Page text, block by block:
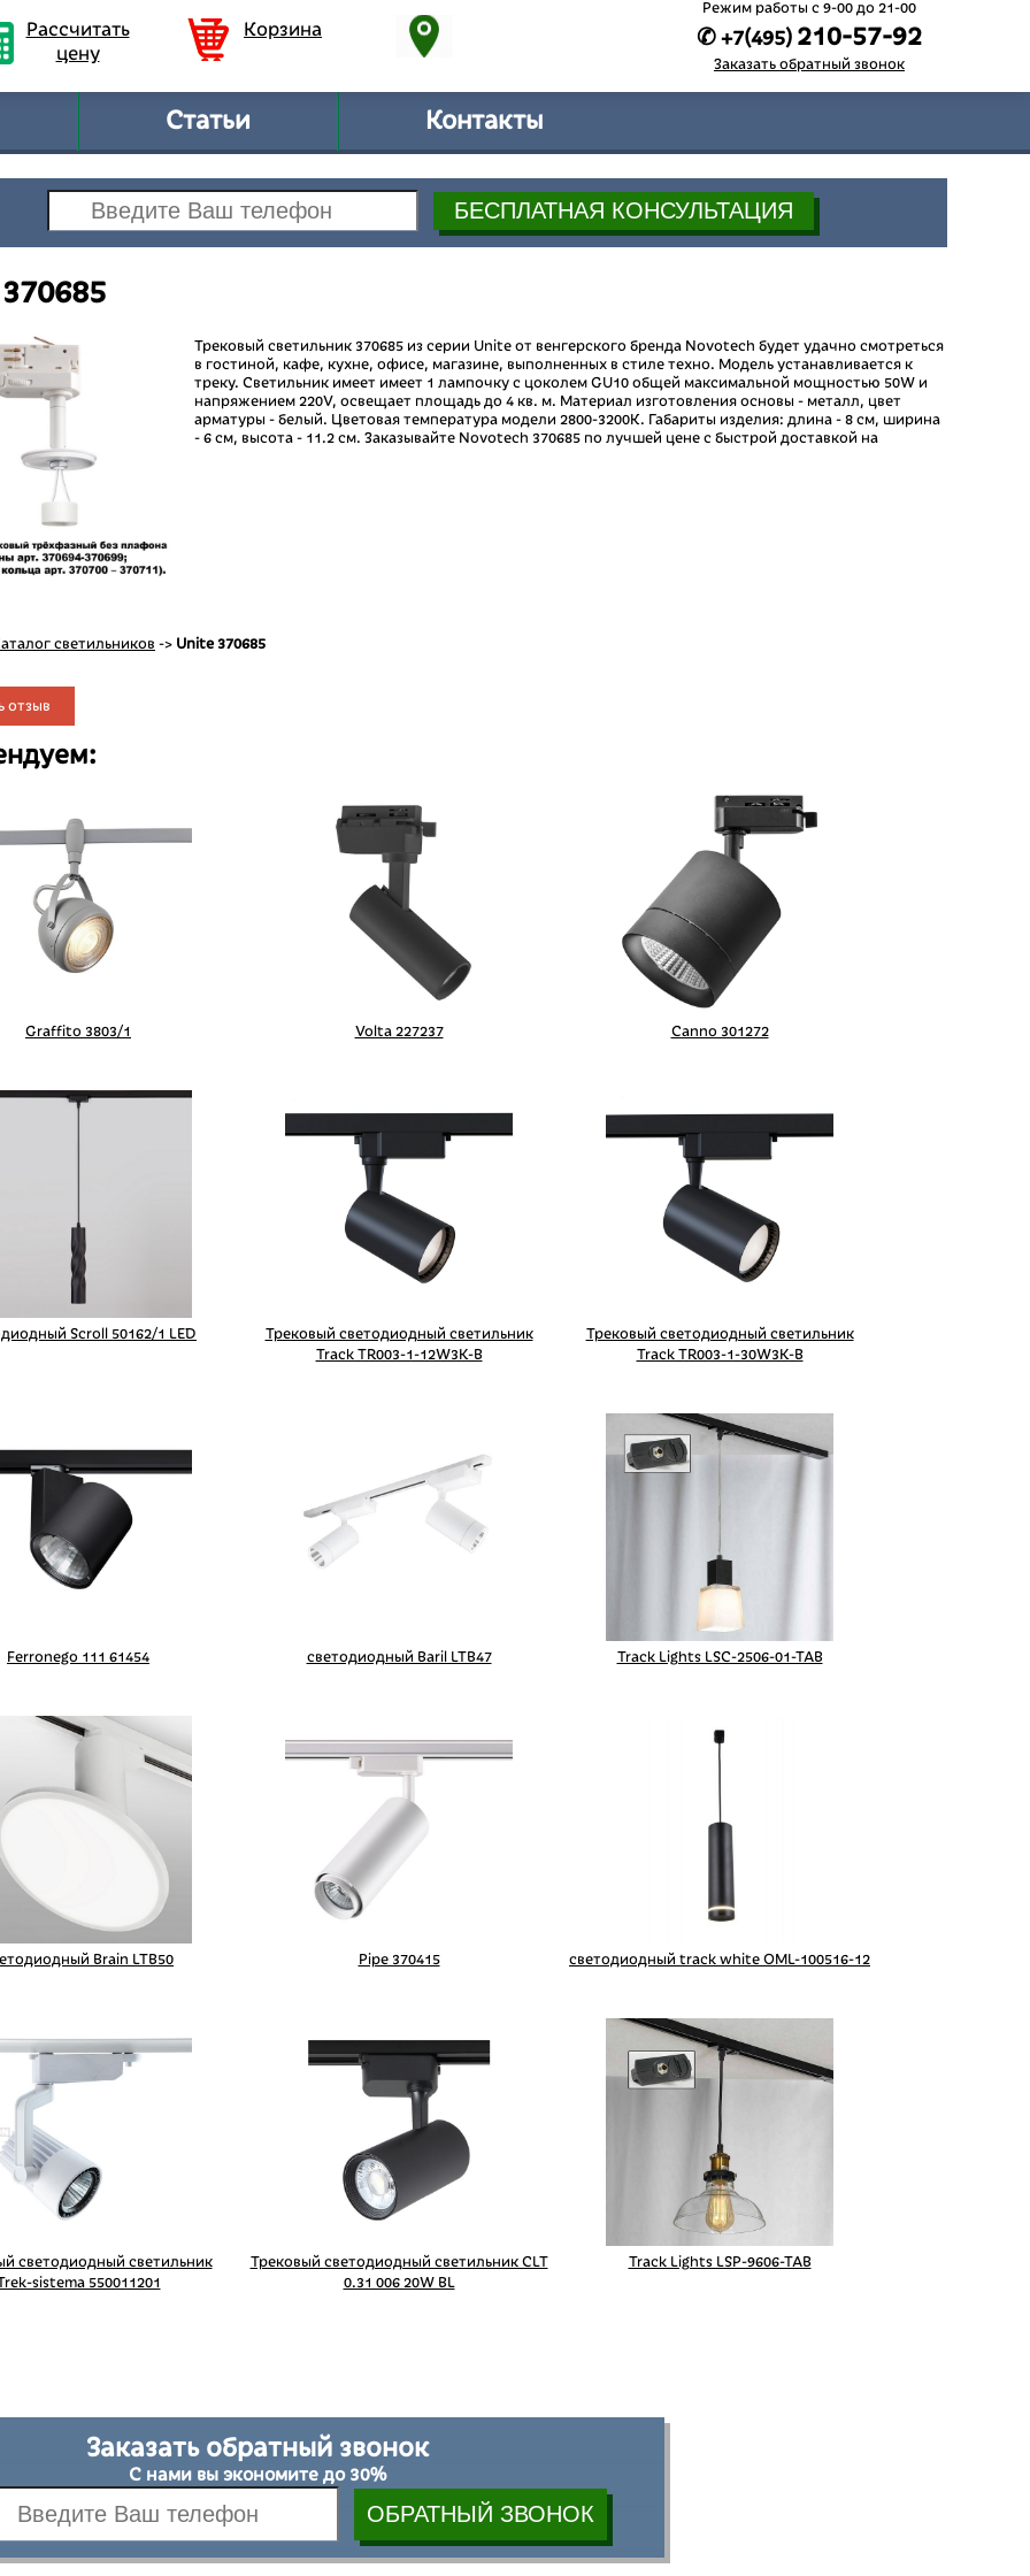
Рассчитать
цену
Корзина
Режим работы c 9-00 до 21-00
✆ +7(495) 210-57-92
Заказать обратный звонок
Статьи Контакты
Трековый светильник 370685 из серии Unite от венгерского бренда Novotech будет удачно смотреться
в гостиной, кафе, кухне, офисе, магазине, выполненных в стиле техно. Модель устанавливается к
треку. Светильник имеет имеет 1 лампочку с цоколем GU10 общей максимальной мощностью 50W и
напряжением 220V, освещает площадь до 4 кв. м. Материал изготовления основы - металл, цвет
арматуры - белый. Цветовая температура модели 2800-3200К. Габариты изделия: длина - 8 см, ширина
- 6 см, высота - 11.2 см. Заказывайте Novotech 370685 по лучшей цене с быстрой доставкой на
светильников -> Unite 370685
отзыв
Graffito 3803/1 Volta 227237 Canno 301272
Scroll 50162/1 LED
Трековый светодиодный светильник
Track TR003-1-12W3K-B
Трековый светодиодный светильник
Track TR003-1-30W3K-B
Ferronego 111 61454 светодиодный Baril LTB47 Track Lights LSC-2506-01-TAB
Brain LTB50 Pipe 370415 светодиодный track white OML-100516-12
светодиодный светильник
sistema 550011201
Трековый светодиодный светильник CLT
0.31 006 20W BL
Track Lights LSP-9606-TAB
Заказать обратный звонок
С нами вы экономите до 30%